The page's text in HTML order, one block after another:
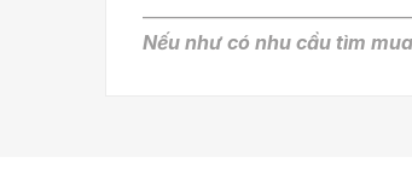
Nếu như có nhu cầu tìm